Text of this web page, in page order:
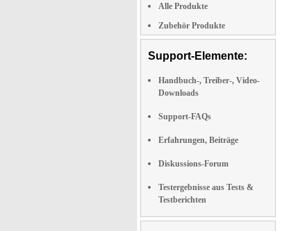
Alle Produkte
Zubehör Produkte
Support-Elemente:
Handbuch-, Treiber-, Video-
Downloads
Support-FAQs
Erfahrungen, Beiträge
Diskussions-Forum
Testergebnisse aus Tests &
Testberichten